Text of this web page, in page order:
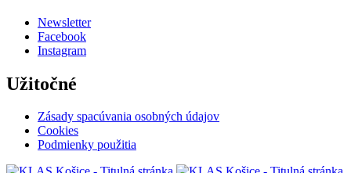
Newsletter
Facebook
Instagram
Užitočné
Zásady spacúvania osobných údajov
Cookies
Podmienky použitia